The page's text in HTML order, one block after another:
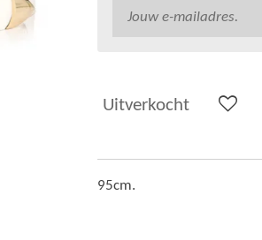
Uitverkocht
95cm.